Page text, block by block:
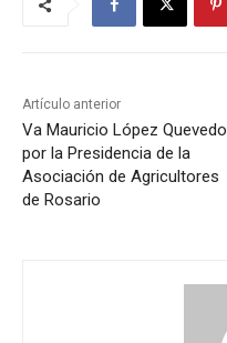
Artículo anterior
Va Mauricio López Quevedo
por la Presidencia de la
Asociación de Agricultores
de Rosario